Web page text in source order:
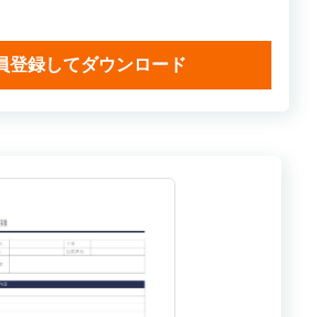
登録してダウンロード